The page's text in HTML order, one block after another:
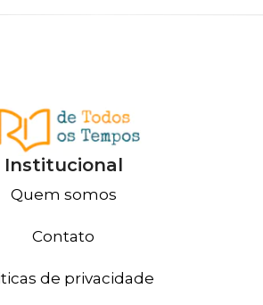
Institucional
Quem somos
Contato
de privacidade